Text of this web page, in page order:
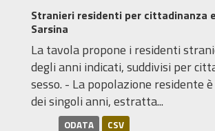
Stranieri residenti per cittadinanza
Sarsina
La tavola propone i residenti
degli anni indicati, suddivisi per
sesso. - La popolazione residente
dei singoli anni, estratta...
ODATA CSV